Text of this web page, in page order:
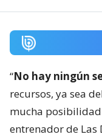
“No hay ningún
recursos, ya sea
mucha posibilidad
entrenador de Las